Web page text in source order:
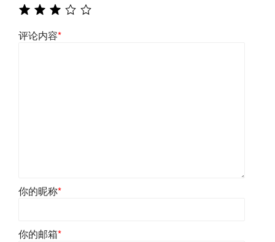
评论内容*
你的昵称*
你的邮箱*